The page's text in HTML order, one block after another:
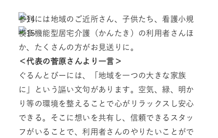
参列には地域のご近所さん、子供たち、看護小規
模多機能型居宅介護（かんたき）の利用者さんほ
か、たくさんの方がお見送りに。
＜代表の菅原さんより一言＞
ぐるんとびーには、「地域を一つの大きな家族
に」という謳い文句があります。空気、緑、明か
り等の環境を整えることで心がリラックスし安心
できる。そこに想いを共有し、信頼できるスタッ
フがいることで、利用者さんのやりたいことがで